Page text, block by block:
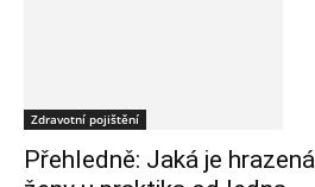
Zdravotní pojištění
Přehledně: Jaká je